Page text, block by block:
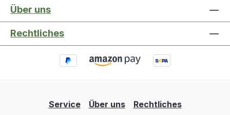
Über uns
Rechtliches
Service Über uns Rechtliches